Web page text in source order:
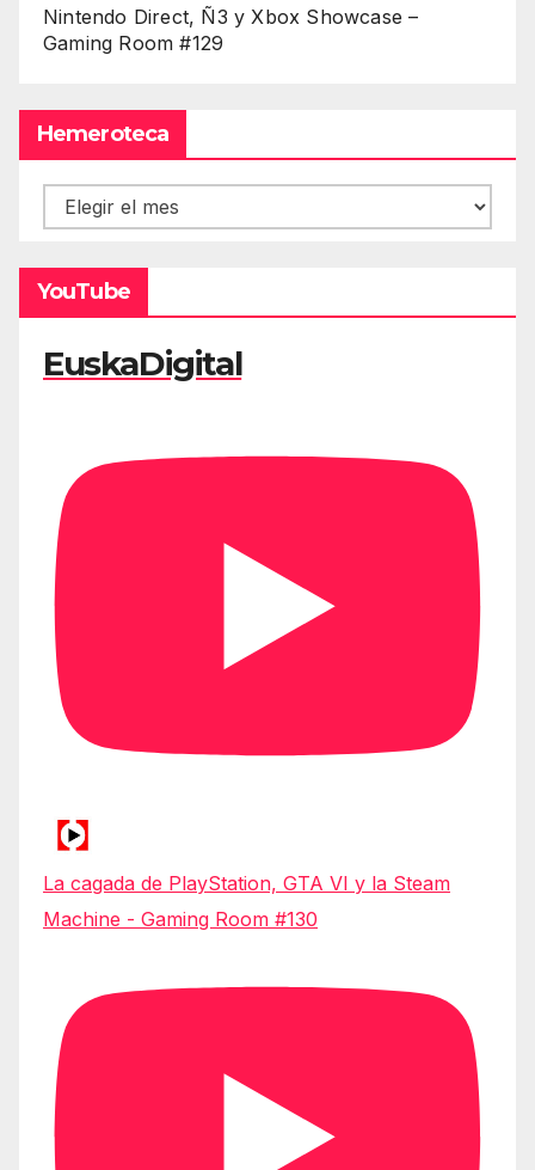
Nintendo Direct, Ñ3 y Xbox Showcase –
Gaming Room #129
Hemeroteca
Hemeroteca
YouTube
EuskaDigital
La cagada de PlayStation, GTA VI y la Steam
Machine - Gaming Room #130